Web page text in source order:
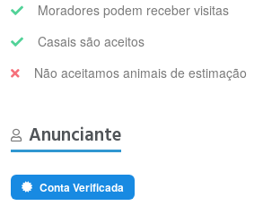
Moradores podem receber visitas
Casais são aceitos
Não aceitamos animais de estimação
Anunciante
Conta Verificada